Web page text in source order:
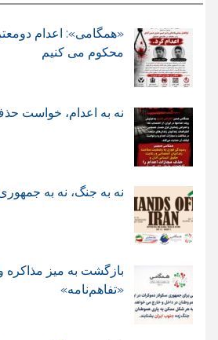
«همگامی»: اعدام
محکوم می کنیم
نه به اعدام، خواست
نه به جنگ، نه به
بازگشت به میز مذاکره
«تفاهم‌نامه»